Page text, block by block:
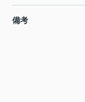
備考